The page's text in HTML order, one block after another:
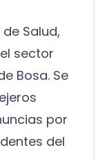
Salud,
sector
Bosa. Se
por
del